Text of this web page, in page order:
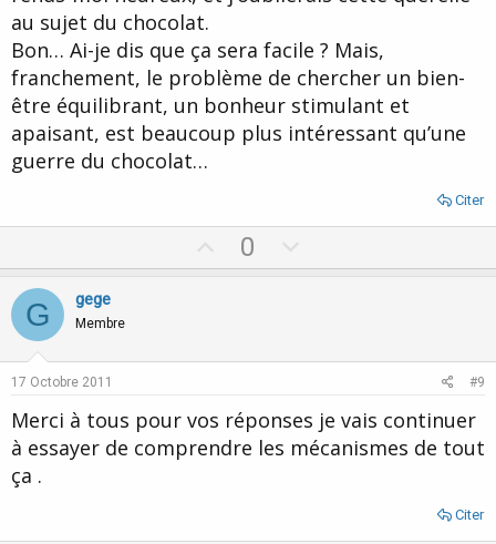
au sujet du chocolat.
Bon… Ai-je dis que ça sera facile ? Mais,
franchement, le problème de chercher un bien-
être équilibrant, un bonheur stimulant et
apaisant, est beaucoup plus intéressant qu’une
guerre du chocolat…
Citer
p
0
o
e
G gege
Membre
17 Octobre 2011 #9
Merci à tous pour vos réponses je vais continuer
à essayer de comprendre les mécanismes de tout
ça .
Citer